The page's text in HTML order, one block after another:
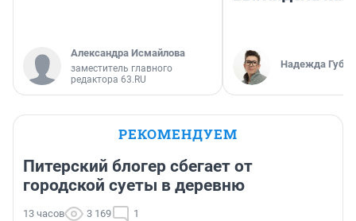
Александра Исмайлова
заместитель главного
редактора 63.RU
Надежда
РЕКОМЕНДУЕМ
Питерский блогер сбегает от
городской суеты в деревню
13 часов 3 169 1